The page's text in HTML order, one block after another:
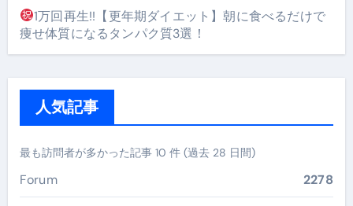
1万回再生!!【更年期ダイエット】朝に食べるだけで
痩せ体質になるタンパク質3選！
人気記事
最も訪問者が多かった記事 10 件 (過去 28 日間)
Forum 2278